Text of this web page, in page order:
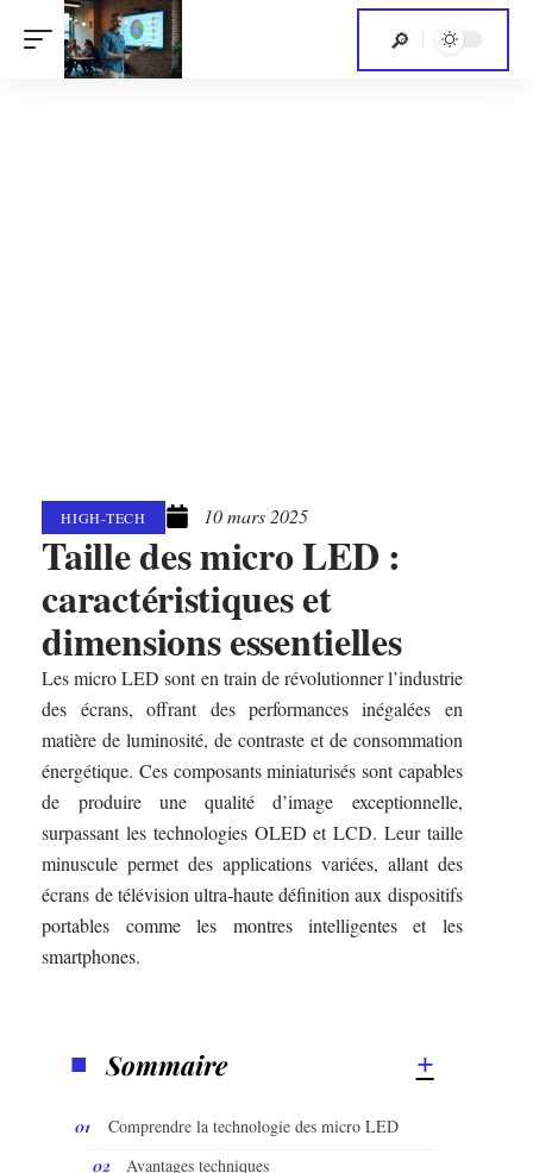
HIGH-TECH 10 mars 2025
Taille des micro LED :
caractéristiques et
dimensions essentielles
Les micro LED sont en train de révolutionner l’industrie
des écrans, offrant des performances inégalées en
matière de luminosité, de contraste et de consommation
énergétique. Ces composants miniaturisés sont capables
de produire une qualité d’image exceptionnelle,
surpassant les technologies OLED et LCD. Leur taille
minuscule permet des applications variées, allant des
écrans de télévision ultra-haute définition aux dispositifs
portables comme les montres intelligentes et les
smartphones.
Sommaire
Comprendre la technologie des micro LED
Avantages techniques